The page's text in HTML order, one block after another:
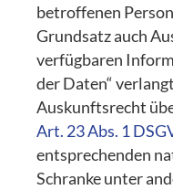
betroffenen
Grundsatz auch
verfügbaren
der Daten“
Auskunftsrecht
Art. 23 Abs. 1
entsprechenden
Schranke unter